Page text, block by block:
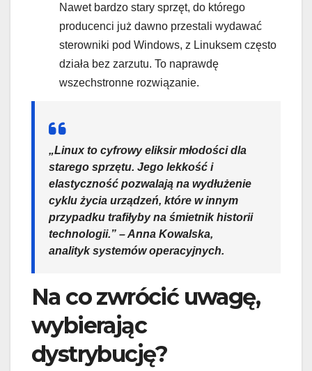
Nawet bardzo stary sprzęt, do którego
producenci już dawno przestali wydawać
sterowniki pod Windows, z Linuksem często
działa bez zarzutu. To naprawdę
wszechstronne rozwiązanie.
„Linux to cyfrowy eliksir młodości dla
starego sprzętu. Jego lekkość i
elastyczność pozwalają na wydłużenie
cyklu życia urządzeń, które w innym
przypadku trafiłyby na śmietnik historii
technologii.” – Anna Kowalska,
analityk systemów operacyjnych.
Na co zwrócić uwagę,
wybierając
dystrybucję?